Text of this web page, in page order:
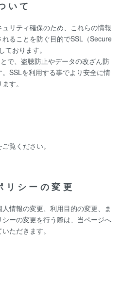
いて
リティ確保のため、これらの情報
ることを防ぐ目的でSSL（Secure
おります。
で、盗聴防止やデータの改ざん防
SSLを利用する事でより安全に情
す。
覧ください。
シーの変更
情報の変更、利用目的の変更、ま
ーの変更を行う際は、当ページへ
ただきます。